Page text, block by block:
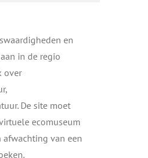
en
in de regio
over
De site moet
ecomuseum
afwachting van een